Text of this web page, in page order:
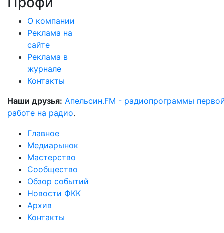
О компании
Реклама на
сайте
Реклама в
журнале
Контакты
Наши друзья: Апельсин.FM - радиопрограммы
работе на радио.
Главное
Медиарынок
Мастерство
Сообщество
Обзор событий
Новости ФКК
Архив
Контакты